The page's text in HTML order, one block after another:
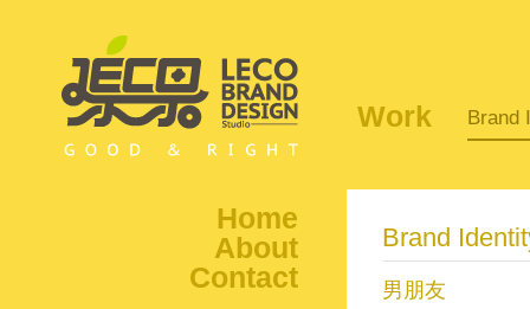
Work Brand
Home
About
Contact
Brand
男朋友